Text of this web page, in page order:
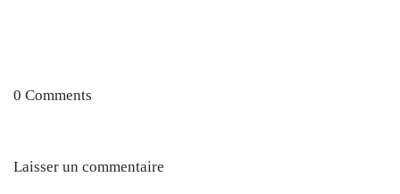
0 Comments
Laisser un commentaire